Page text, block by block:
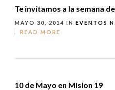
Te invitamos a la semana
MAYO 30, 2014 IN EVENTOS
READ MORE
10 de Mayo en Mision 19